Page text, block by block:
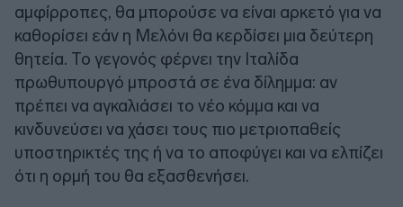
αμφίρροπες, θα μπορούσε να είναι αρκετό για να
καθορίσει εάν η Μελόνι θα κερδίσει μια δεύτερη
θητεία. Το γεγονός φέρνει την Ιταλίδα
πρωθυπουργό μπροστά σε ένα δίλημμα: αν
πρέπει να αγκαλιάσει το νέο κόμμα και να
κινδυνεύσει να χάσει τους πιο μετριοπαθείς
υποστηρικτές της ή να το αποφύγει και να ελπίζει
ότι η ορμή του θα εξασθενήσει.